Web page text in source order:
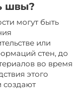
швы?
могут быть
или
стен, до
во время
этого
создают